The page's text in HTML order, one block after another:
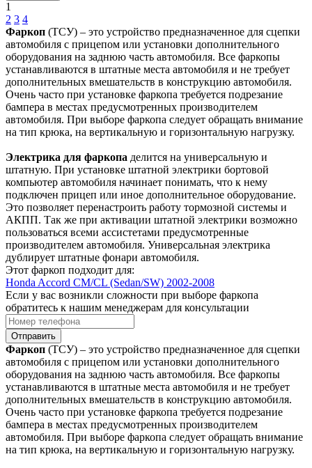
1
2 3 4
Фаркоп (ТСУ) – это устройство предназначенное для сцепки
автомобиля с прицепом или установки дополнительного
оборудования на заднюю часть автомобиля. Все фаркопы
устанавливаются в штатные места автомобиля и не требует
дополнительных вмешательств в конструкцию автомобиля.
Очень часто при установке фаркопа требуется подрезание
бампера в местах предусмотренных производителем
автомобиля. При выборе фаркопа следует обращать внимание
на тип крюка, на вертикальную и горизонтальную нагрузку.
Электрика для фаркопа делится на универсальную и
штатную. При установке штатной электрики бортовой
компьютер автомобиля начинает понимать, что к нему
подключен прицеп или иное дополнительное оборудование.
Это позволяет перенастроить работу тормозной системы и
АКПП. Так же при активации штатной электрики возможно
пользоваться всеми ассистетами предусмотренные
производителем автомобиля. Универсальная электрика
дублирует штатные фонари автомобиля.
Этот фаркоп подходит для:
Honda Accord CM/CL (Sedan/SW) 2002-2008
Если у вас возникли сложности при выборе фаркопа
обратитесь к нашим менеджерам для консультации
Отправить
Фаркоп (ТСУ) – это устройство предназначенное для сцепки
автомобиля с прицепом или установки дополнительного
оборудования на заднюю часть автомобиля. Все фаркопы
устанавливаются в штатные места автомобиля и не требует
дополнительных вмешательств в конструкцию автомобиля.
Очень часто при установке фаркопа требуется подрезание
бампера в местах предусмотренных производителем
автомобиля. При выборе фаркопа следует обращать внимание
на тип крюка, на вертикальную и горизонтальную нагрузку.